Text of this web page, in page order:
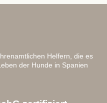
Helfern, die es
der Hunde in Spanien